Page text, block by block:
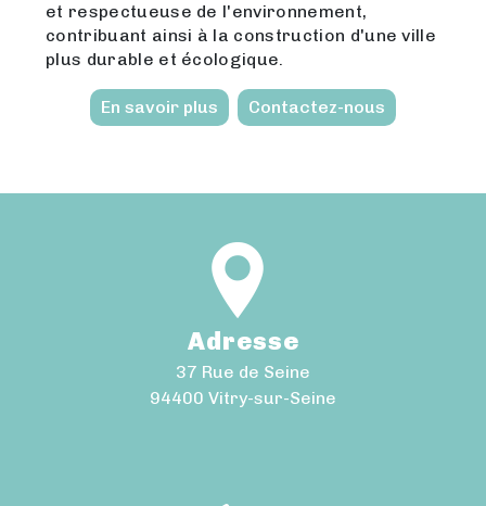
et respectueuse de l'environnement,
contribuant ainsi à la construction d'une ville
plus durable et écologique.
En savoir plus Contactez-nous
Adresse
37 Rue de Seine
94400 Vitry-sur-Seine